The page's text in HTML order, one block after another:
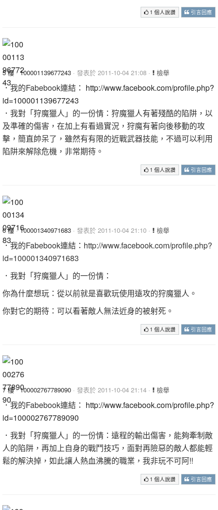
1 個人說讚 引言回應
5 樓·100001139677243 · 發表於 2011-10-04 21:08 · 檢舉
．我的Fabebook連結： http://www.facebook.com/profile.php?
id=100001139677243
．我對「狩魔獵人」的一份情：狩魔獵人有著殘酷的陷阱，以
及準確的傷害，在加上有看過實況，狩魔有著向後移動的攻
擊，簡直帥呆了，雖然有有限的近戰武器技能，不過可以利用
陷阱來解除危機，非常期待。
1 個人說讚 引言回應
6 樓·100001340971683 · 發表於 2011-10-04 21:10 · 檢舉
．我的Fabebook連結：http://www.facebook.com/profile.php?
id=100001340971683
．我對「狩魔獵人」的一份情：
你為什麼想玩：從以前就是喜歡玩使用遠攻的狩魔獵人。
你對它的期待：可以看著敵人無法近身的被射死。
1 個人說讚 引言回應
7 樓·100002767789090 · 發表於 2011-10-04 21:14 · 檢舉
．我的Fabebook連結： http://www.facebook.com/profile.php?
id=100002767789090
．我對「狩魔獵人」的一份情：遠程的輸出傷害，能夠牽制敵
人的陷阱，再加上自身的戰鬥技巧，面對再險惡的敵人都能輕
鬆的解決掉，如此讓人熱血沸騰的職業，我非玩不可阿!!
1 個人說讚 引言回應